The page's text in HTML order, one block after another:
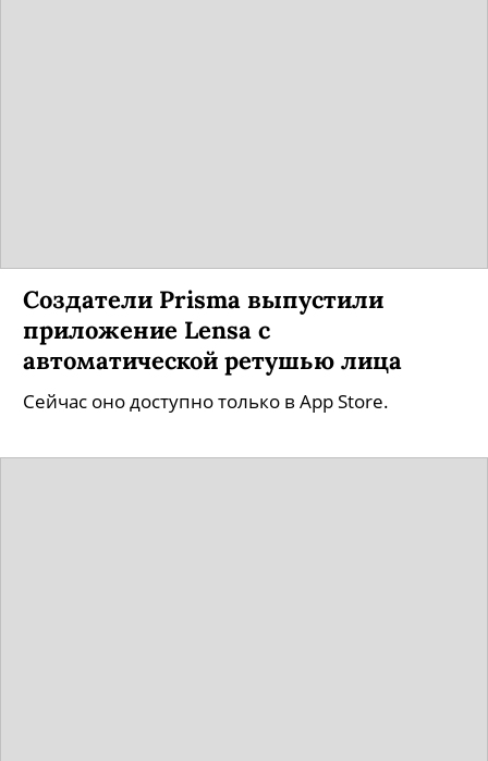
Создатели Prisma выпустили
приложение Lensa с
автоматической ретушью лица
Сейчас оно доступно только в App Store.